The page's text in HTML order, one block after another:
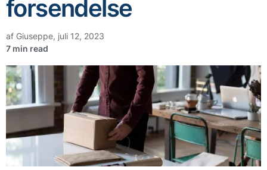
forsendelse
af Giuseppe, juli 12, 2023